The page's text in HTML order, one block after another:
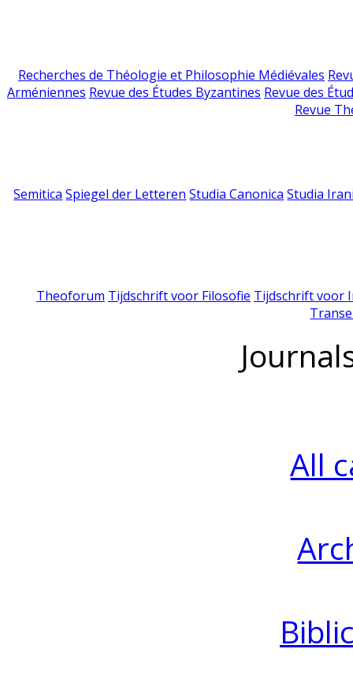
Recherches de Théologie et Philosophie Médiévales
Arméniennes Revue des Études Byzantines Revue des
Revue
Semitica Spiegel der Letteren Studia Canonica Studia
Theoforum Tijdschrift voor Filosofie Tijdschrift voor
All